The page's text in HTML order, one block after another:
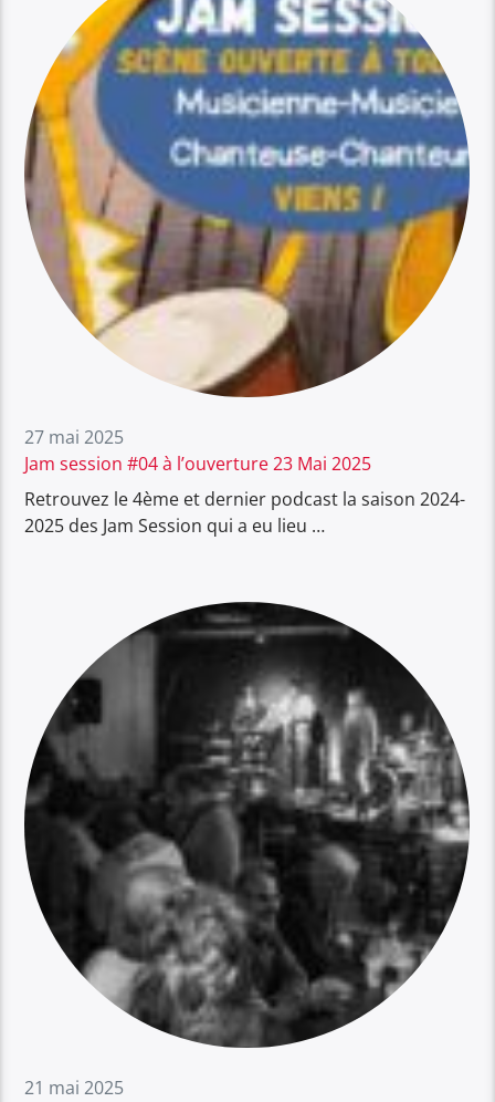
27 mai 2025
Jam session #04 à l’ouverture 23 Mai 2025
Retrouvez le 4ème et dernier podcast la saison 2024-
2025 des Jam Session qui a eu lieu …
21 mai 2025